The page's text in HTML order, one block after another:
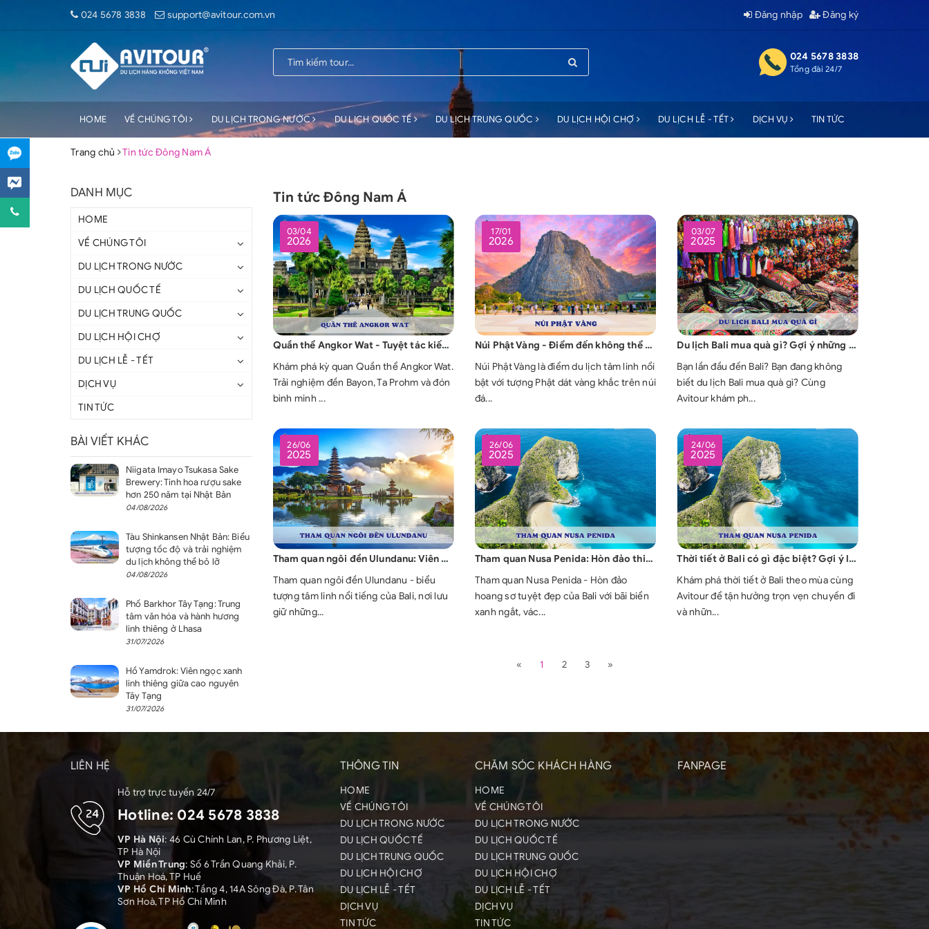
024 5678 3838 support@avitour.com.vn Đăng nhập Đăng ký
024 5678 3838
Tổng đài 24/7
HOME VỀ CHÚNG TÔI DU LỊCH TRONG NƯỚC DU LỊCH QUỐC TẾ DU LỊCH TRUNG QUỐC DU LỊCH HỘI CHỢ DU LỊCH LỄ - TẾT DỊCH VỤ TIN TỨC
Trang chủ Tin tức Đông Nam Á
Tin tức Đông Nam Á
03/04
2026
Quần thể Angkor Wat - Tuyệt tác kiến trúc di sản giữa lòng Campuchia
Khám phá kỳ quan Quần thể Angkor Wat.
Trải nghiệm đền Bayon, Ta Prohm và đón
bình minh ...
17/01
2026
Núi Phật Vàng - Điểm đến không thể bỏ lỡ khi du lịch Thái Lan
Núi Phật Vàng là điểm du lịch tâm linh nổi
bật với tượng Phật dát vàng khắc trên núi
đá...
03/07
2025
Du lịch Bali mua quà gì? Gợi ý những món quà mang đậm bản sắc đảo ngọc
Bạn lần đầu đến Bali? Bạn đang không
biết du lịch Bali mua quà gì? Cùng
Avitour khám ph...
26/06
2025
Tham quan ngôi đền Ulundanu: Viên ngọc tâm linh giữa cao nguyên Bali
Tham quan ngôi đền Ulundanu - biểu
tượng tâm linh nổi tiếng của Bali, nơi lưu
giữ những...
26/06
2025
Tham quan Nusa Penida: Hòn đảo thiên đường của Bali
Tham quan Nusa Penida - Hòn đảo
hoang sơ tuyệt đẹp của Bali với bãi biển
xanh ngắt, vác...
24/06
2025
Thời tiết ở Bali có gì đặc biệt? Gợi ý lịch trình và trải nghiệm theo mùa
Khám phá thời tiết ở Bali theo mùa cùng
Avitour để tận hưởng trọn vẹn chuyến đi
và nhữn...
« 1 2 3 »
DANH MỤC
HOME
VỀ CHÚNG TÔI
DU LỊCH TRONG NƯỚC
DU LỊCH QUỐC TẾ
DU LỊCH TRUNG QUỐC
DU LỊCH HỘI CHỢ
DU LỊCH LỄ - TẾT
DỊCH VỤ
TIN TỨC
BÀI VIẾT KHÁC
Niigata Imayo Tsukasa Sake
Brewery: Tinh hoa rượu sake
hơn 250 năm tại Nhật Bản
04/08/2026
Tàu Shinkansen Nhật Bản: Biểu
tượng tốc độ và trải nghiệm
du lịch không thể bỏ lỡ
04/08/2026
Phố Barkhor Tây Tạng: Trung
tâm văn hóa và hành hương
linh thiêng ở Lhasa
31/07/2026
Hồ Yamdrok: Viên ngọc xanh
linh thiêng giữa cao nguyên
Tây Tạng
31/07/2026
LIÊN HỆ
Hỗ trợ trực tuyến 24/7
Hotline: 024 5678 3838
VP Hà Nội: 46 Cù Chính Lan, P. Phương Liệt,
TP Hà Nội
VP Miền Trung: Số 6 Trần Quang Khải, P.
Thuận Hoá, TP Huế
VP Hồ Chí Minh: Tầng 4, 14A Sông Đà, P. Tân
Sơn Hoà, TP Hồ Chí Minh
THÔNG TIN
HOME
VỀ CHÚNG TÔI
DU LỊCH TRONG NƯỚC
DU LỊCH QUỐC TẾ
DU LỊCH TRUNG QUỐC
DU LỊCH HỘI CHỢ
DU LỊCH LỄ - TẾT
DỊCH VỤ
TIN TỨC
CHĂM SÓC KHÁCH HÀNG
HOME
VỀ CHÚNG TÔI
DU LỊCH TRONG NƯỚC
DU LỊCH QUỐC TẾ
DU LỊCH TRUNG QUỐC
DU LỊCH HỘI CHỢ
DU LỊCH LỄ - TẾT
DỊCH VỤ
TIN TỨC
FANPAGE